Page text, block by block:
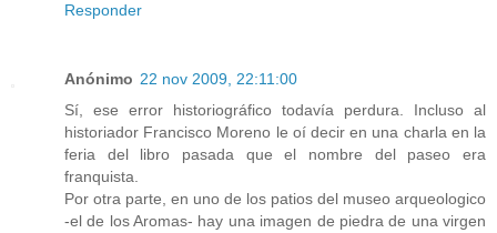
Responder
Anónimo 22 nov 2009, 22:11:00
Sí, ese error historiográfico todavía perdura. Incluso al
historiador Francisco Moreno le oí decir en una charla en la
feria del libro pasada que el nombre del paseo era
franquista.
Por otra parte, en uno de los patios del museo arqueologico
-el de los Aromas- hay una imagen de piedra de una virgen